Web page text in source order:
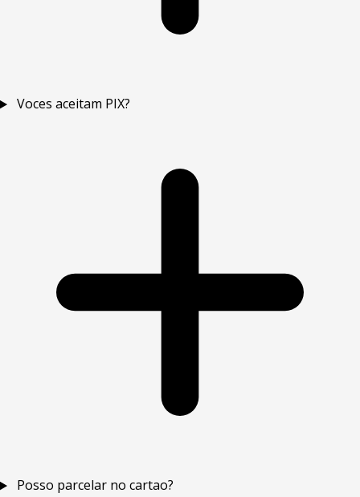
Voces aceitam PIX?
Posso parcelar no cartao?